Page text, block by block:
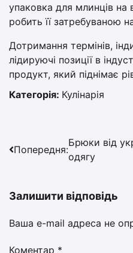
упаковка для млинців на
робить її затребуваною
Дотримання термінів,
лідируючі позиції в
продукт, який піднімає
Категорія: Кулінарія
Навігація
Попередня:
Брюки від
одягу
Залишити відповідь
Ваша e-mail адреса не
Коментар *